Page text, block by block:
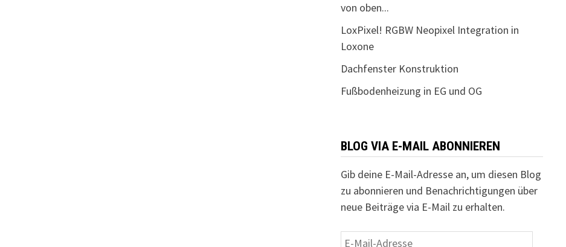
von oben...
LoxPixel! RGBW Neopixel Integration in
Loxone
Dachfenster Konstruktion
Fußbodenheizung in EG und OG
BLOG VIA E-MAIL ABONNIEREN
Gib deine E-Mail-Adresse an, um diesen Blog
zu abonnieren und Benachrichtigungen über
neue Beiträge via E-Mail zu erhalten.
E-